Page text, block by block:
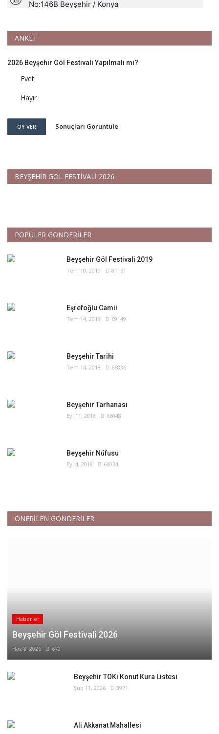
ANKET
2026 Beyşehir Göl Festivali Yapılmalı mı?
Evet
Hayır
OY VER Sonuçları Görüntüle
BEYŞEHİR GÖL FESTİVALİ 2026
POPÜLER GÖNDERİLER
Beyşehir Göl Festivali 2019
Tem 10, 2019 81151
Eşrefoğlu Camii
Tem 14, 2018 69149
Beyşehir Tarihi
Tem 14, 2018 66836
Beyşehir Tarhanası
Eyl 11, 2018 66048
Beyşehir Nüfusu
Eyl 4, 2018 64034
ÖNERİLEN GÖNDERİLER
Haberler
Beyşehir Göl Festivali 2026
Haz 8, 2026 679
Beyşehir TOKi Konut Kura Listesi
Şub 11, 2026 3971
Ali Akkanat Mahallesi